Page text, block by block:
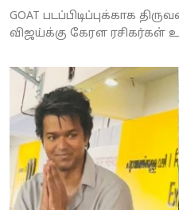
GOAT படப்பிடிப்புக்காக
விஜய்க்கு கேரள ரசிகர்கள்